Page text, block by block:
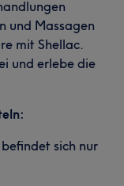
und Massagen
mit Shellac.
und erlebe die
befindet sich nur